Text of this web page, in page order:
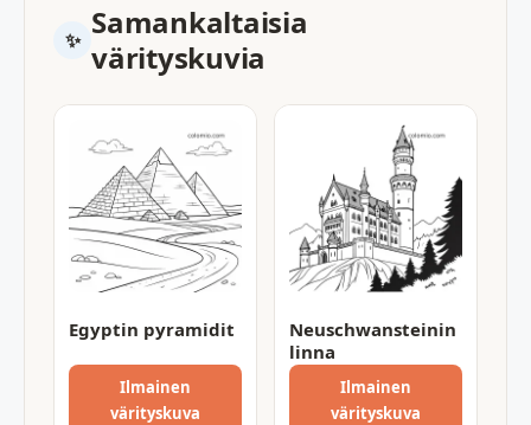
Samankaltaisia
värityskuvia
Egyptin pyramidit
Ilmainen
värityskuva
Neuschwansteinin
linna
Ilmainen
värityskuva